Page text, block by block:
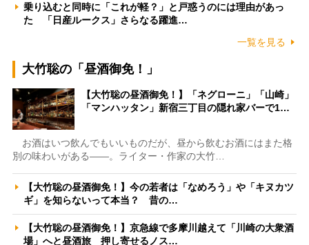
乗り込むと同時に「これが軽？」と戸惑うのには理由があっ
た 「日産ルークス」さらなる躍進…
一覧を見る
大竹聡の「昼酒御免！」
【大竹聡の昼酒御免！】「ネグローニ」「山崎」
「マンハッタン」新宿三丁目の隠れ家バーで1…
お酒はいつ飲んでもいいものだが、昼から飲むお酒にはまた格
別の味わいがある――。ライター・作家の大竹…
【大竹聡の昼酒御免！】今の若者は「なめろう」や「キヌカツ
ギ」を知らないって本当？ 昔の…
【大竹聡の昼酒御免！】京急線で多摩川越えて「川崎の大衆酒
場」へと昼酒旅 押し寄せるノス…